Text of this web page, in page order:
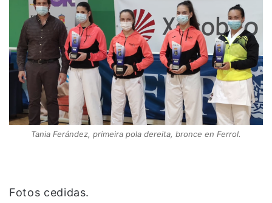
Tania Ferández, primeira pola dereita, bronce en Ferrol.
Fotos cedidas.